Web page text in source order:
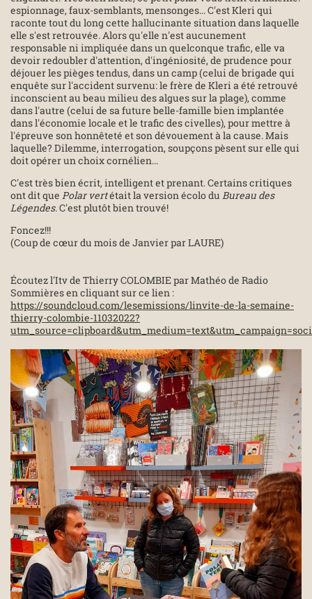
espionnage, faux-semblants, mensonges... C'est Kleri qui
raconte tout du long cette hallucinante situation dans laquelle
elle s'est retrouvée. Alors qu'elle n'est aucunement
responsable ni impliquée dans un quelconque trafic, elle va
devoir redoubler d'attention, d'ingéniosité, de prudence pour
déjouer les pièges tendus, dans un camp (celui de brigade qui
enquête sur l'accident survenu: le frère de Kleri a été retrouvé
inconscient au beau milieu des algues sur la plage), comme
dans l'autre (celui de sa future belle-famille bien implantée
dans l'économie locale et le trafic des civelles), pour mettre à
l'épreuve son honnêteté et son dévouement à la cause. Mais
laquelle? Dilemme, interrogation, soupçons pèsent sur elle qui
doit opérer un choix cornélien...
C'est très bien écrit, intelligent et prenant. Certains critiques
ont dit que Polar vertétait la version écolo du Bureau des
Légendes. C'est plutôt bien trouvé!
Foncez!!!
(Coup de cœur du mois de Janvier par LAURE)
Écoutez l'Itv de Thierry COLOMBIE par Mathéo de Radio
Sommières en cliquant sur ce lien :
https://soundcloud.com/lesemissions/linvite-de-la-semaine-
thierry-colombie-11032022?